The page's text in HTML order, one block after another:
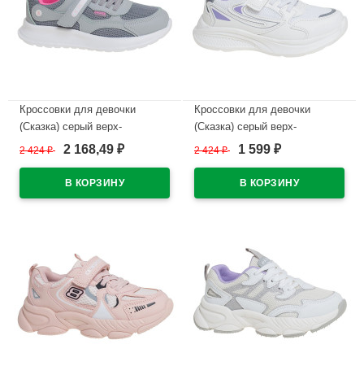
Кроссовки для девочки
(Сказка) серый верх-
искуственная кожа
R003874831GR
2 424₽ 2 168,49 ₽
Кроссовки для девочки
(Сказка) серый верх-
искуственная кожа
R289074906W
2 424₽ 1 599 ₽